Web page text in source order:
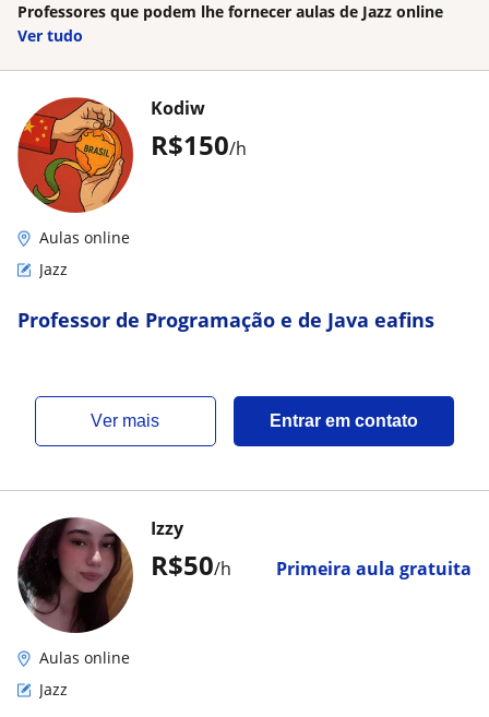
Professores que podem lhe fornecer aulas de Jazz online
Ver tudo
R$150/h
Kodiw
Aulas online
Jazz
Professor de Programação e de Java eafins
ver mais Entrar em contato
R$50/h Primeira aula gratuita
Izzy
Aulas online
Jazz